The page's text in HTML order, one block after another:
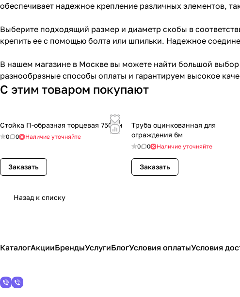
обеспечивает надежное крепление различных элементов,
Выберите подходящий размер и диаметр скобы в
крепить ее с помощью болта или шпильки. Надежное
В нашем магазине в Москве вы можете найти большой
разнообразные способы оплаты и гарантируем высокое
С этим товаром покупают
Стойка П-образная торцевая 750мм
0 0 Наличие уточняйте
Заказать
Труба оцинкованная для
ограждения 6м
0 0 Наличие уточняйте
Заказать
Назад к списку
КаталогАкцииБрендыУслугиБлогУсловия оплатыУсловия